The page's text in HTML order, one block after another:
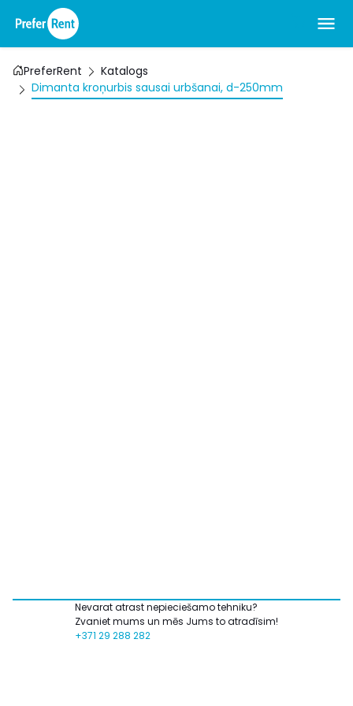
PreferRent
Katalogs
Dimanta kroņurbis sausai urbšanai, d-250mm
Nevarat atrast nepieciešamo tehniku?
Zvaniet mums un mēs Jums to atradīsim!
+371 29 288 282